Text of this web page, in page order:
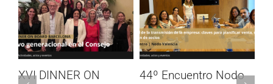
XVI DINNER ON
44º Encuentro Nodo